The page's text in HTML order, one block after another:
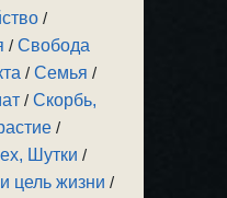
/
/Свобода
/Семья /
/Скорбь,
/
Шутки /
цель жизни /